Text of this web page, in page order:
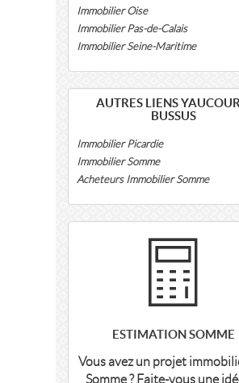
Immobilier Oise
Immobilier Pas-de-Calais
Immobilier Seine-Maritime
AUTRES LIENS
BUSSUS
Immobilier Picardie
Immobilier Somme
Acheteurs Immobilier Somme
ESTIMATION SOMME
Vous avez un projet
Somme ? Faite-vous une